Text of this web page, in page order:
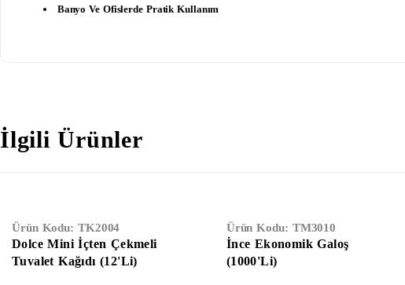
Banyo Ve Ofislerde Pratik Kullanım
İlgili Ürünler
Ürün Kodu: TK2004
Dolce Mini İçten Çekmeli
Tuvalet Kağıdı (12'Li)
Ürün Kodu: TM3010
İnce Ekonomik Galoş
(1000'Li)